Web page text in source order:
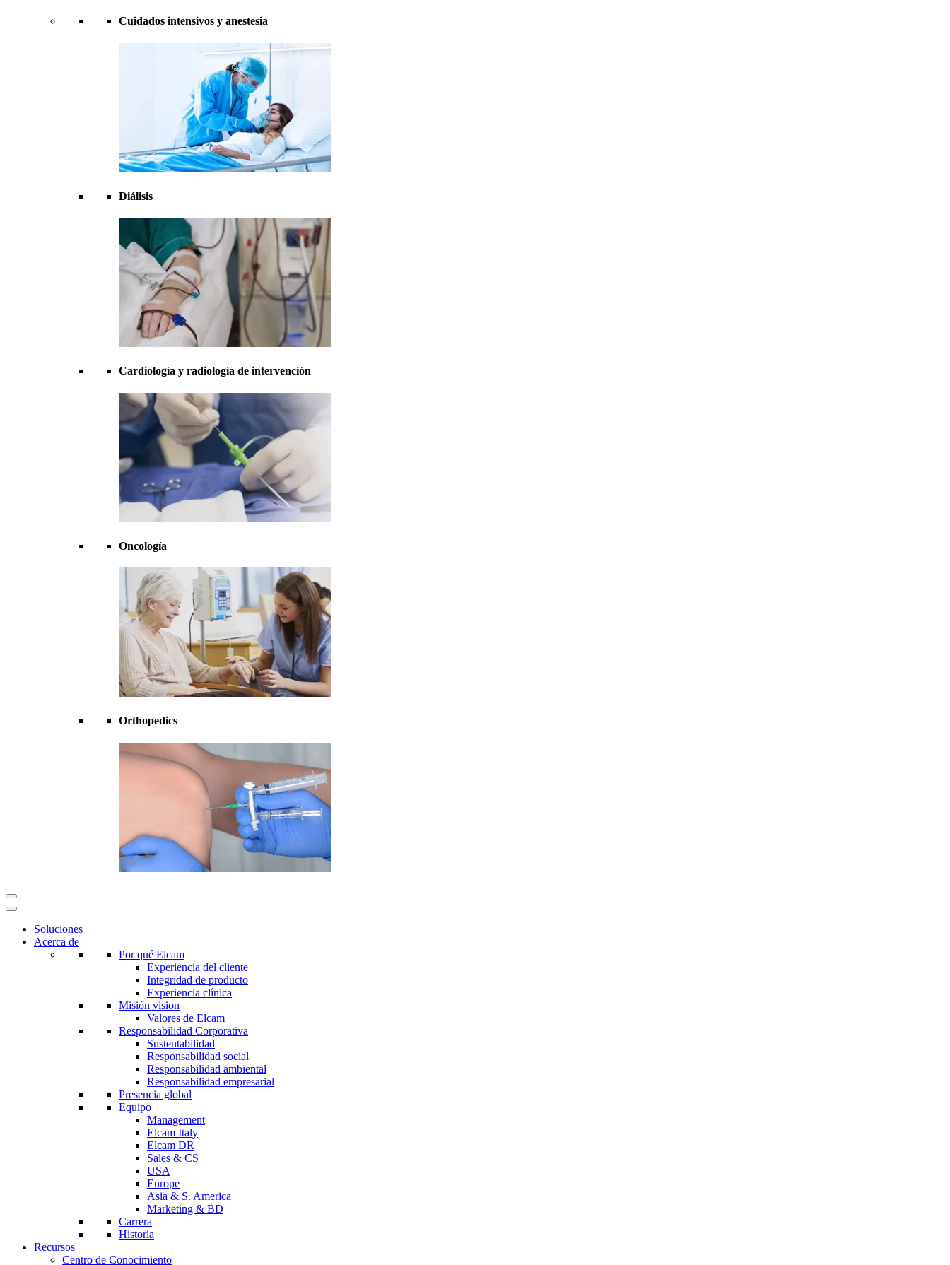
Cuidados intensivos y anestesia
Diálisis
Cardiología y radiología de intervención
Oncología
Orthopedics
Soluciones
Acerca de
Por qué Elcam
Experiencia del cliente
Integridad de producto
Experiencia clínica
Misión vision
Valores de Elcam
Responsabilidad Corporativa
Sustentabilidad
Responsabilidad social
Responsabilidad ambiental
Responsabilidad empresarial
Presencia global
Equipo
Management
Elcam Italy
Elcam DR
Sales & CS
USA
Europe
Asia & S. America
Marketing & BD
Carrera
Historia
Recursos
Centro de Conocimiento